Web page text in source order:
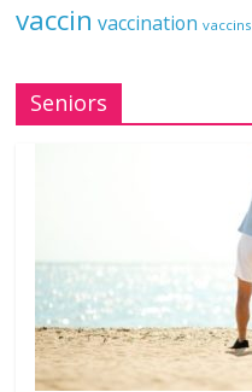
vaccin vaccination vaccins
Seniors